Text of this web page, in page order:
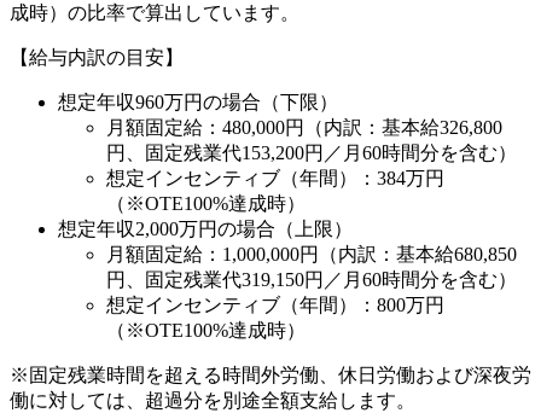
成時）の比率で算出しています。
【給与内訳の目安】
想定年収960万円の場合（下限）
月額固定給：480,000円（内訳：基本給326,800
円、固定残業代153,200円／月60時間分を含む）
想定インセンティブ（年間）：384万円
（※OTE100%達成時）
想定年収2,000万円の場合（上限）
月額固定給：1,000,000円（内訳：基本給680,850
円、固定残業代319,150円／月60時間分を含む）
想定インセンティブ（年間）：800万円
（※OTE100%達成時）
※固定残業時間を超える時間外労働、休日労働および深夜労
働に対しては、超過分を別途全額支給します。